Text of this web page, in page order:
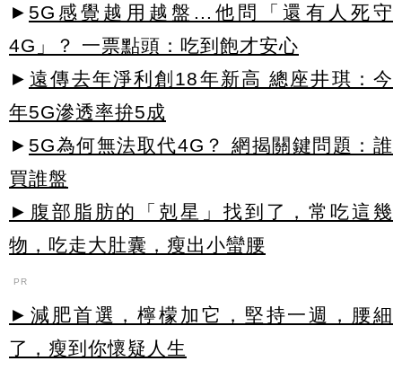
► 5G感覺越用越盤...他問「還有人死守
4G」？ 一票點頭：吃到飽才安心
► 遠傳去年淨利創18年新高 總座井琪：今
年5G滲透率拚5成
► 5G為何無法取代4G？ 網揭關鍵問題：誰
買誰盤
►腹部脂肪的「剋星」找到了，常吃這幾
物，吃走大肚囊，瘦出小蠻腰
PR
►減肥首選，檸檬加它，堅持一週，腰細
了，瘦到你懷疑人生